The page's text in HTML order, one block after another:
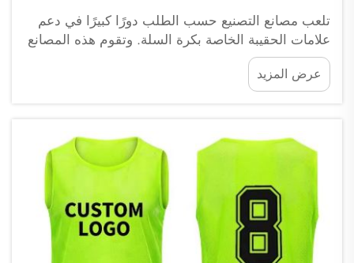
تلعب مصانع التصنيع حسب الطلب دورًا كبيرًا في دعم
علامات الحقيبة الخاصة بكرة السلة. وتقوم هذه المصانع
بتصنيع الحقائب لعلامات تجارية مختلفة دون وضع علامتها
الخاصة عليها. وهذا يعني أن شركات مثل فوجو ساي
بولانغ للتجارة يمكنها إنشاء منتجات فريدة خاصة بها...
عرض المزيد